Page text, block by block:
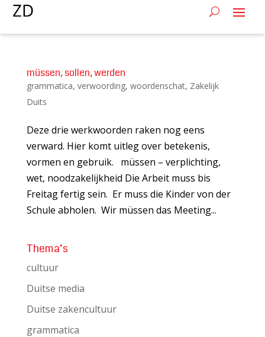
müssen, sollen, werden
grammatica, verwoording, woordenschat, Zakelijk
Duits
Deze drie werkwoorden raken nog eens
verward. Hier komt uitleg over betekenis,
vormen en gebruik. müssen – verplichting,
wet, noodzakelijkheid Die Arbeit muss bis
Freitag fertig sein. Er muss die Kinder von der
Schule abholen. Wir müssen das Meeting...
Thema’s
cultuur
Duitse media
Duitse zakencultuur
grammatica